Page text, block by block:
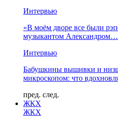
Интервью
«В моём дворе все были
музыкантом Александром…
Интервью
Бабушкины вышивки и
микроскопом: что
пред. след.
ЖКХ
ЖКХ